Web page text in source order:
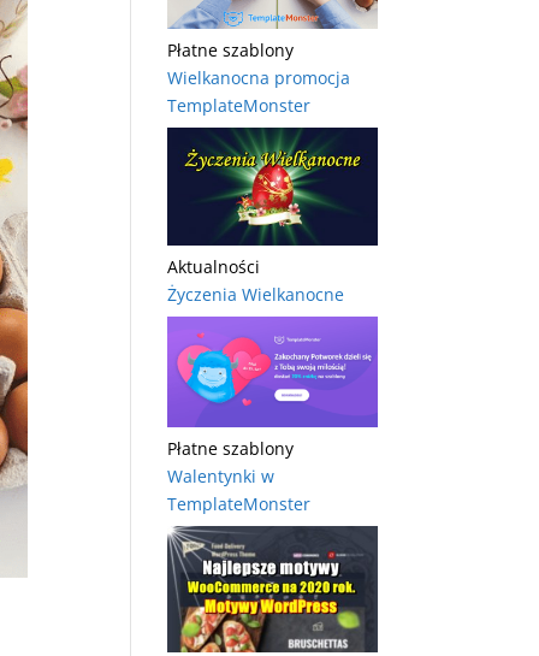
Płatne szablony
Wielkanocna promocja
TemplateMonster
Aktualności
Życzenia Wielkanocne
Płatne szablony
Walentynki w
TemplateMonster